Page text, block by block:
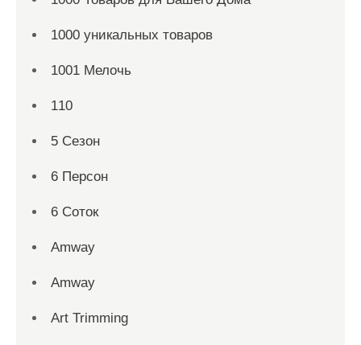
1000 уникальных товаров
1001 Мелочь
110
5 Сезон
6 Персон
6 Соток
Amway
Amway
Art Trimming